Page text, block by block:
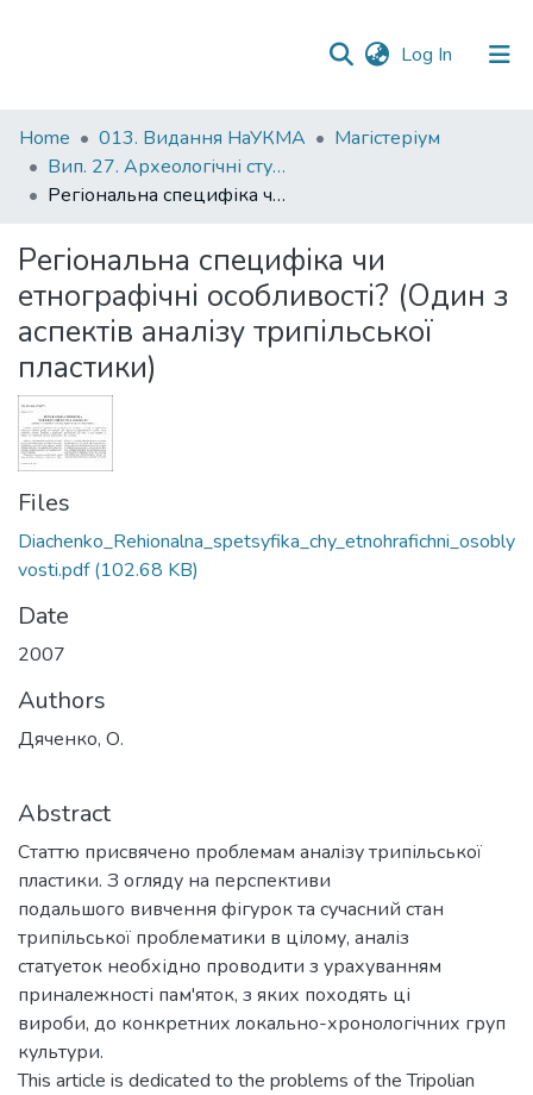
Log In (current)
Statistics
Home 013. Видання НаУКМА
Магістеріум
Вип. 27. Археологічні студії
Регіональна специфіка чи етнографічні особливості? (Один з аспектів аналізу трипільської пластики)
Регіональна специфіка чи
етнографічні особливості? (Один з
аспектів аналізу трипільської
пластики)
Files
Diachenko_Rehionalna_spetsyfika_chy_etnohrafichni_osobly
vosti.pdf(102.68 KB)
Date
2007
Authors
Дяченко, О.
Abstract
Статтю присвячено проблемам аналізу трипільської
пластики. З огляду на перспективи
подальшого вивчення фігурок та сучасний стан
трипільської проблематики в цілому, аналіз
статуеток необхідно проводити з урахуванням
приналежності пам'яток, з яких походять ці
вироби, до конкретних локально-хронологічних груп
культури.
This article is dedicated to the problems of the Tripolian